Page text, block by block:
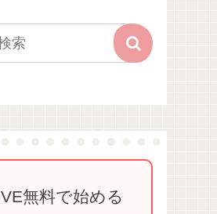
無料で始める